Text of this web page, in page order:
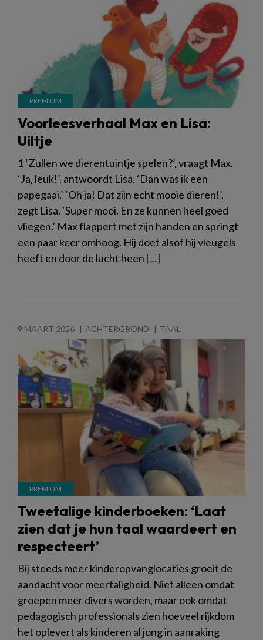
Voorleesverhaal Max en Lisa:
Uiltje
1 ‘Zullen we dierentuintje spelen?’, vraagt Max.
‘Ja, leuk!’, antwoordt Lisa. ‘Dan was ik een
papegaai.’ ‘Oh ja! Dat zijn echt mooie dieren!’,
zegt Lisa. ‘Super mooi. En ze kunnen heel goed
vliegen.’ Max flappert met zijn handen en springt
een paar keer omhoog. Hij doet alsof hij vleugels
heeft en door de lucht heen […]
9 MAART 2026 ACHTERGROND TAAL
Tweetalige kinderboeken: ‘Laat
zien dat je hun taal waardeert en
respecteert’
Bij steeds meer kinderopvanglocaties groeit de
aandacht voor meertaligheid. Niet alleen omdat
groepen meer divers worden, maar ook omdat
pedagogisch professionals zien hoeveel rijkdom
het oplevert als kinderen al jong in aanraking